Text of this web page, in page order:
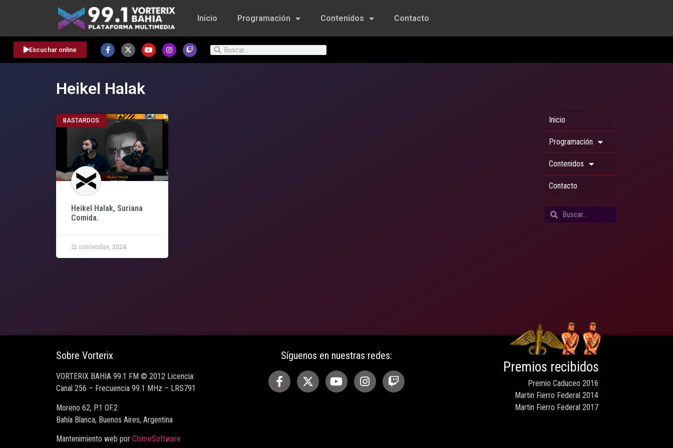
Inicio Programación Contenidos Contacto
Escuchar online
Heikel Halak
BASTARDOS
Heikel Halak, Suriana
Comida.
21 noviembre, 2024
Inicio
Programación
Contenidos
Contacto
Sobre Vorterix
VORTERIX BAHIA 99.1 FM © 2012 Licencia:
Canal 256 – Frecuencia 99.1 MHz – LRS791
Moreno 62, P.1 OF.2
Bahía Blanca, Buenos Aires, Argentina
Mantenimiento web por ChimeSoftware
Síguenos en nuestras redes:
Premios recibidos
Premio Caduceo 2016
Martin Fierro Federal 2014
Martin Fierro Federal 2017